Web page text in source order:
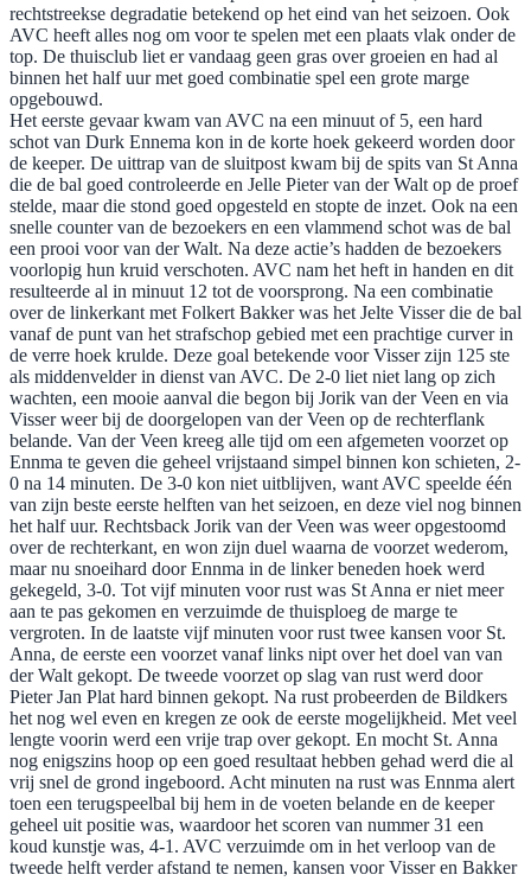
rechtstreekse degradatie betekend op het eind van het seizoen. Ook
AVC heeft alles nog om voor te spelen met een plaats vlak onder de
top. De thuisclub liet er vandaag geen gras over groeien en had al
binnen het half uur met goed combinatie spel een grote marge
opgebouwd.
Het eerste gevaar kwam van AVC na een minuut of 5, een hard
schot van Durk Ennema kon in de korte hoek gekeerd worden door
de keeper. De uittrap van de sluitpost kwam bij de spits van St Anna
die de bal goed controleerde en Jelle Pieter van der Walt op de proef
stelde, maar die stond goed opgesteld en stopte de inzet. Ook na een
snelle counter van de bezoekers en een vlammend schot was de bal
een prooi voor van der Walt. Na deze actie’s hadden de bezoekers
voorlopig hun kruid verschoten. AVC nam het heft in handen en dit
resulteerde al in minuut 12 tot de voorsprong. Na een combinatie
over de linkerkant met Folkert Bakker was het Jelte Visser die de bal
vanaf de punt van het strafschop gebied met een prachtige curver in
de verre hoek krulde. Deze goal betekende voor Visser zijn 125 ste
als middenvelder in dienst van AVC. De 2-0 liet niet lang op zich
wachten, een mooie aanval die begon bij Jorik van der Veen en via
Visser weer bij de doorgelopen van der Veen op de rechterflank
belande. Van der Veen kreeg alle tijd om een afgemeten voorzet op
Ennma te geven die geheel vrijstaand simpel binnen kon schieten, 2-
0 na 14 minuten. De 3-0 kon niet uitblijven, want AVC speelde één
van zijn beste eerste helften van het seizoen, en deze viel nog binnen
het half uur. Rechtsback Jorik van der Veen was weer opgestoomd
over de rechterkant, en won zijn duel waarna de voorzet wederom,
maar nu snoeihard door Ennma in de linker beneden hoek werd
gekegeld, 3-0. Tot vijf minuten voor rust was St Anna er niet meer
aan te pas gekomen en verzuimde de thuisploeg de marge te
vergroten. In de laatste vijf minuten voor rust twee kansen voor St.
Anna, de eerste een voorzet vanaf links nipt over het doel van van
der Walt gekopt. De tweede voorzet op slag van rust werd door
Pieter Jan Plat hard binnen gekopt. Na rust probeerden de Bildkers
het nog wel even en kregen ze ook de eerste mogelijkheid. Met veel
lengte voorin werd een vrije trap over gekopt. En mocht St. Anna
nog enigszins hoop op een goed resultaat hebben gehad werd die al
vrij snel de grond ingeboord. Acht minuten na rust was Ennma alert
toen een terugspeelbal bij hem in de voeten belande en de keeper
geheel uit positie was, waardoor het scoren van nummer 31 een
koud kunstje was, 4-1. AVC verzuimde om in het verloop van de
tweede helft verder afstand te nemen, kansen voor Visser en Bakker